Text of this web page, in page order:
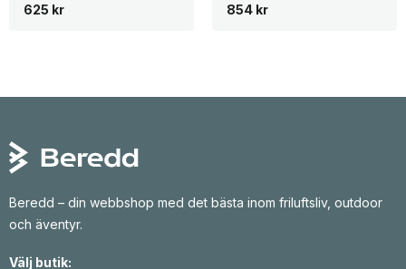
625 kr 854 kr
Beredd – din webbshop med det bästa inom friluftsliv, outdoor
och äventyr.
Välj butik: